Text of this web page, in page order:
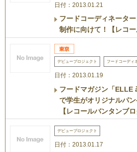
日付：2013.01.21
フードコーディネータ
制作に向けて！【レコ
デビュープロジェクト フードコーディ
日付：2013.01.19
フードマガジン「ELLE
で学生がオリジナルパ
【レコールバンタンブ
デビュープロジェクト
日付：2013.01.17